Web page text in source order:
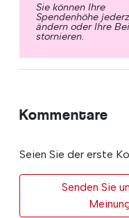
Sie können Ihre
Spendenhöhe
ändern oder Ihre
stornieren.
Kommentare
Seien Sie der erste
Senden Sie